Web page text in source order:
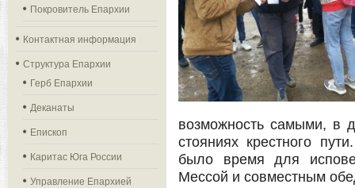
Покровитель Епархии
Контактная информация
Структура Епархии
Герб Епархии
Деканаты
Епископ
Каритас Юга России
Управление Епархией
возможность самыми, в
стояниях крестного
было время для
Мессой и совместным